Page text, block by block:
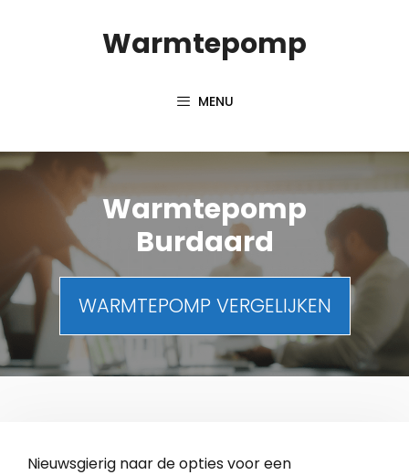
Warmtepomp
MENU
Warmtepomp
Burdaard
WARMTEPOMP VERGELIJKEN
Nieuwsgierig naar de opties voor een